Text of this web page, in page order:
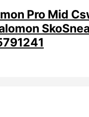
kr..450,00 kr..
Pro Mid